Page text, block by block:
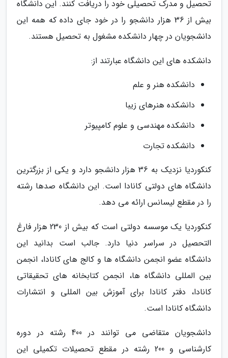
تحصیل و مدرک تحصیلی خود را دریافت کنند. این دانشگاه
بیش از 36 هزار دانشجو را در خود جای داده که همه این
دانشجویان در چهار دانشکده مشغول به تحصیل هستند.
دانشکده های این دانشگاه عبارتند از:
دانشکده هنر و علم
دانشکده هنرهای زیبا
دانشکده مهندسی و علوم کامپیوتر
دانشکده تجارت
کنکوردیا نزدیک به 36 هزار دانشجو دارد و یکی از بزرگترین
دانشگاه های دولتی کانادا است. این دانشگاه صدها رشته
را در مقطع لیسانس ارائه می دهد.
کنکوردیا یک موسسه دولتی است که بیش از 230 هزار فارغ
التحصیل در سراسر دنیا دارد. جالب است بدانید این
دانشگاه عضو انجمن دانشگاه ها و کالج های کانادا، انجمن
بین المللی دانشگاه ها، انجمن کتابخانه های تحقیقاتی
کانادا، دفتر کانادا برای آموزش بین المللی و انتشارات
دانشگاه کانادا است.
دانشجویان متقاضی می توانند در 400 رشته در دوره
کارشناسی و 200 رشته در مقطع تحصیلات تکمیلی این